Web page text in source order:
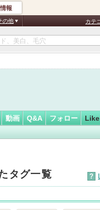
報
の他 カテ
し…さん
動画 Q&A フォロー Like
タグ一覧 ?